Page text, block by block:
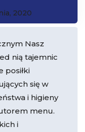
2020
Nasz
nią tajemnic
posiłki
się w
i higieny
menu.
i